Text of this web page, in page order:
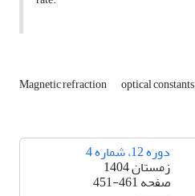
Magnetic refraction optical constants
دوره 12، شماره 4
زمستان 1404
صفحه451-461